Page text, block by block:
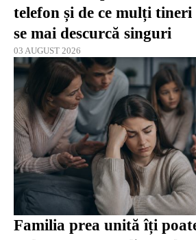
telefon și de ce mulți tineri
se mai descurcă singuri
03 AUGUST 2026
Familia prea unită îți